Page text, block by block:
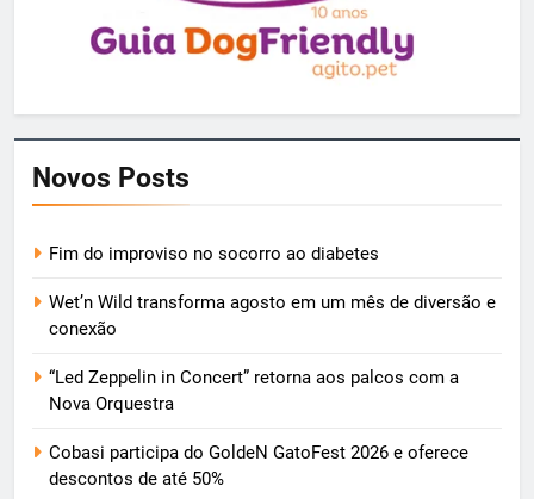
Novos Posts
Fim do improviso no socorro ao diabetes
Wet’n Wild transforma agosto em um mês de diversão e
conexão
“Led Zeppelin in Concert” retorna aos palcos com a
Nova Orquestra
Cobasi participa do GoldeN GatoFest 2026 e oferece
descontos de até 50%